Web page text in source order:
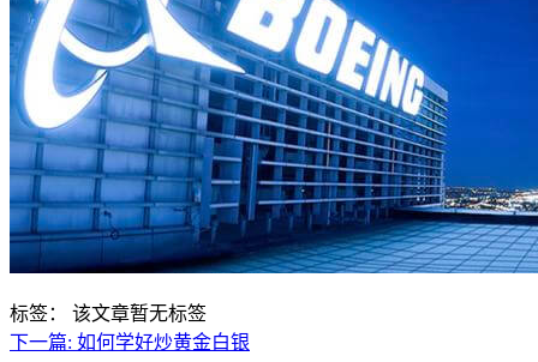
标签：
该文章暂无标签
下一篇: 如何学好炒黄金白银